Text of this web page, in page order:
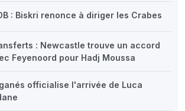
: Biskri renonce à diriger les Crabes
: Newcastle trouve un accord
Feyenoord pour Hadj Moussa
officialise l'arrivée de Luca